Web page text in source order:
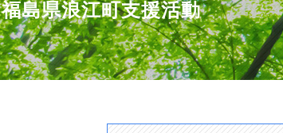
福島県浪江町支援活動